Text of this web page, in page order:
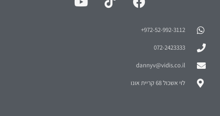
972-52-992-3112⁩+
072-2423333
dannyv@vidis.co.il
לוי אשכול 68 קריית אונו